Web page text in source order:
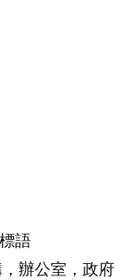
語
辦公室，政府